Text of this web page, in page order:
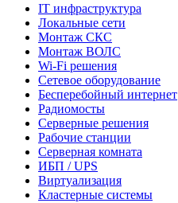
IT инфраструктура
Локальные сети
Монтаж СКС
Монтаж ВОЛС
Wi-Fi решения
Сетевое оборудование
Бесперебойный интернет
Радиомосты
Серверные решения
Рабочие станции
Серверная комната
ИБП / UPS
Виртуализация
Кластерные системы